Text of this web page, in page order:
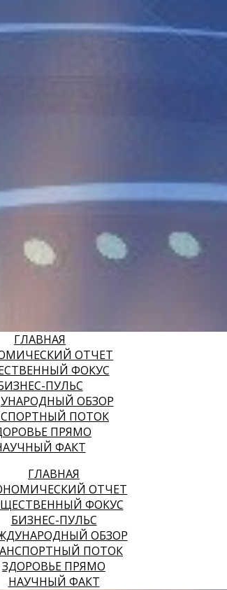
ГЛАВНАЯ
ОТЧЕТ
ФОКУС
ПУЛЬС
ОБЗОР
ПОТОК
ПРЯМО
ФАКТ
ГЛАВНАЯ
ОТЧЕТ
ФОКУС
БИЗНЕС-ПУЛЬС
ОБЗОР
ПОТОК
ЗДОРОВЬЕ ПРЯМО
НАУЧНЫЙ ФАКТ